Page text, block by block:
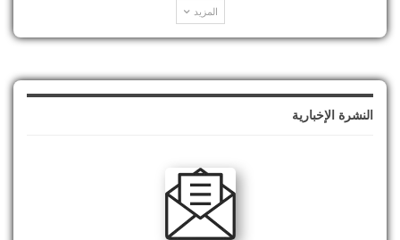
المزيد
النشرة الإخبارية